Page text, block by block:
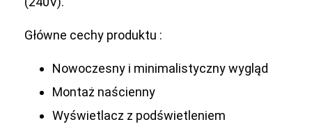
Główne cechy produktu :
Nowoczesny i minimalistyczny wygląd
Montaż naścienny
Wyświetlacz z podświetleniem